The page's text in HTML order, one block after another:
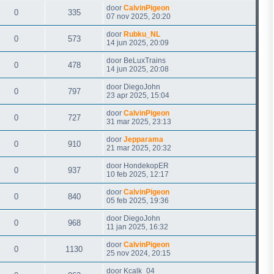
0 335 door CalvinPigeon
07 nov 2025, 20:20
0 573 door Rubku_NL
14 jun 2025, 20:09
0 478 door BeLuxTrains
14 jun 2025, 20:08
0 797 door DiegoJohn
23 apr 2025, 15:04
0 727 door CalvinPigeon
31 mar 2025, 23:13
0 910 door Jepparama
21 mar 2025, 20:32
0 937 door HondekopER
10 feb 2025, 12:17
0 840 door CalvinPigeon
05 feb 2025, 19:36
0 968 door DiegoJohn
11 jan 2025, 16:32
0 1130 door CalvinPigeon
25 nov 2024, 20:15
door Kcalk_04